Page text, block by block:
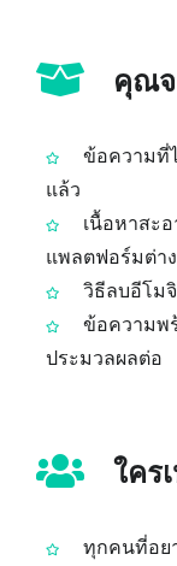
คุณจ
ข้อความที่
แล้ว
เนื้อหาสะ
แพลตฟอร์มต่า
วิธีลบอีโม
ข้อความพ
ประมวลผลต่อ
ใคร
ทุกคนที่อย